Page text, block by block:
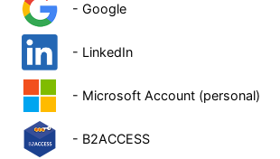
- Google
- LinkedIn
- Microsoft Account (personal)
- B2ACCESS